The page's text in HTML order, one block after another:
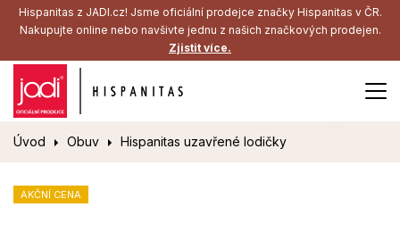
Hispanitas z JADI.cz! Jsme oficiální prodejce značky Hispanitas v ČR.
Nakupujte online nebo navšivte jednu z našich značkových prodejen.
Zjistit více.
Úvod Obuv Hispanitas uzavřené lodičky
AKČNÍ CENA